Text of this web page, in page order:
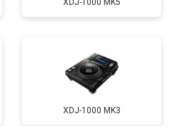
XDJ-1000 MK5
XDJ-1000 MK3